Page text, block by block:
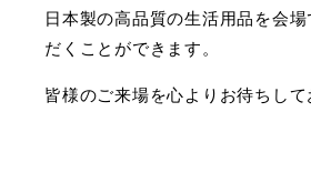
日本製の高品質の生活用品を会
だくことができます。
皆様のご来場を心よりお待ちして